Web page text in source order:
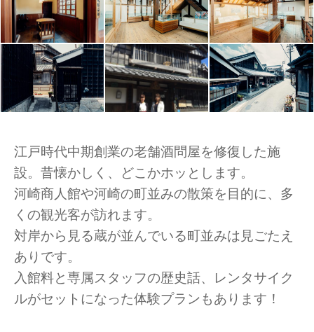
江戸時代中期創業の老舗酒問屋を修復した施
設。昔懐かしく、どこかホッとします。
河崎商人館や河崎の町並みの散策を目的に、多
くの観光客が訪れます。
対岸から見る蔵が並んでいる町並みは見ごたえ
ありです。
入館料と専属スタッフの歴史話、レンタサイク
ルがセットになった体験プランもあります！